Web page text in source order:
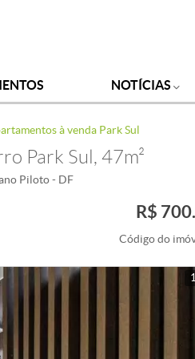
NOTÍCIAS
à venda Park Sul
Park Sul, 47m²
Piloto - DF
R$
Código do